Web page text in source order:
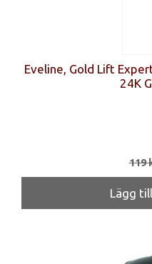
Eveline, Gold Lift
24K
119
Lägg